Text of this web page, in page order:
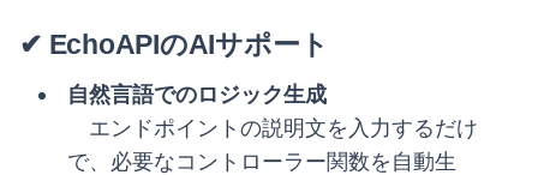
✔ EchoAPIのAIサポート
自然言語でのロジック生成
エンドポイントの説明文を入力するだけ
で、必要なコントローラー関数を自動生